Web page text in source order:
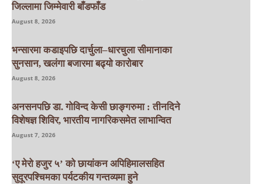
जिल्लामा जिम्मेवारी बाँडफाँड
August 8, 2026
भन्सारमा कडाइपछि दार्चुला–धारचुला सीमानाका
सुनसान, खलंगा बजारमा बढ्यो कारोबार
August 8, 2026
अनसनपछि डा. गोविन्द केसी छाङ्गरुमा : तीनदिने
विशेषज्ञ शिविर, भारतीय नागरिकसमेत लाभान्वित
August 7, 2026
‘ए मेरो हजुर ५’ को छायांकन अपिहिमालसहित
सुदूरपश्चिमका पर्यटकीय गन्तव्यमा हुने